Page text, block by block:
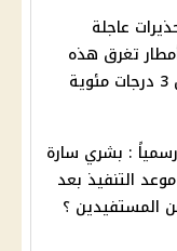
عاجلة
تغرق هذه
المناطق ومحافظة تسجل 3 درجات مئوية
: بشري سارة
موعد التنفيذ بعد
المستفيدين ؟